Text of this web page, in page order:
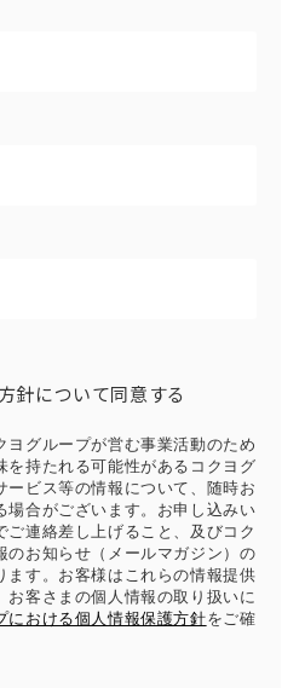
針について同意する
ヨグループが営む事業活動のため
を持たれる可能性があるコクヨグ
ービス等の情報について、随時お
場合がございます。お申し込みい
ご連絡差し上げること、及びコク
のお知らせ（メールマガジン）の
ます。お客様はこれらの情報提供
お客さまの個人情報の取り扱いに
における個人情報保護方針をご確